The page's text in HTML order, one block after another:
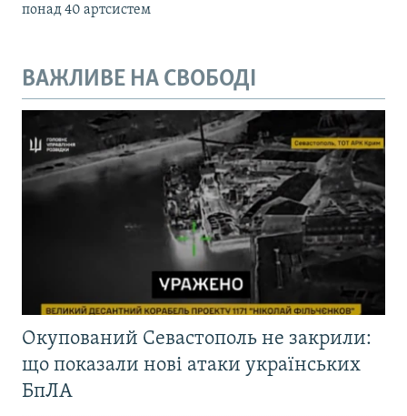
понад 40 артсистем
ВАЖЛИВЕ НА СВОБОДІ
Окупований Севастополь не закрили:
що показали нові атаки українських
БпЛА